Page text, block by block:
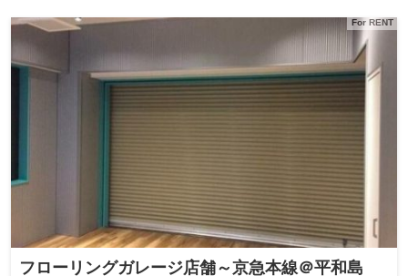
For RENT
フローリングガレージ店舗～京急本線＠平和島